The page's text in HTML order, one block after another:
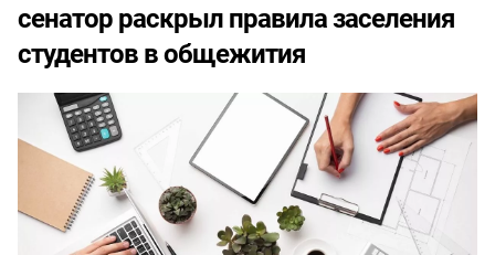
сенатор раскрыл правила заселения
студентов в общежития